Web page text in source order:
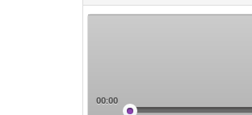
00:00